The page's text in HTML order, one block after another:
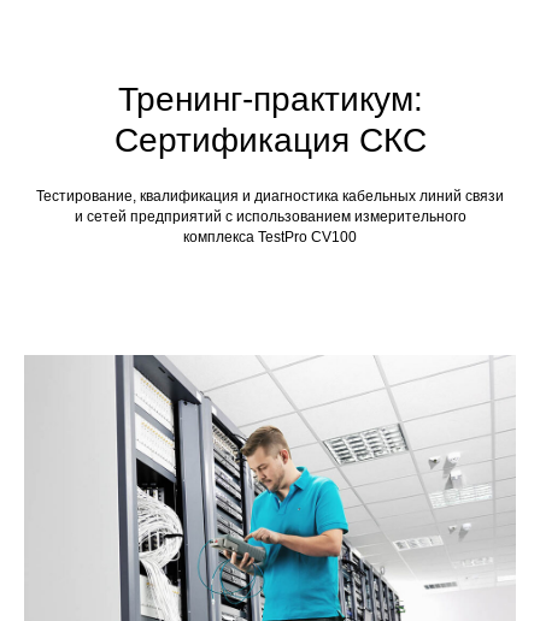
Тренинг-практикум:
Сертификация СКС
Тестирование, квалификация и диагностика кабельных линий связи
и сетей предприятий с использованием измерительного
комплекса TestPro CV100